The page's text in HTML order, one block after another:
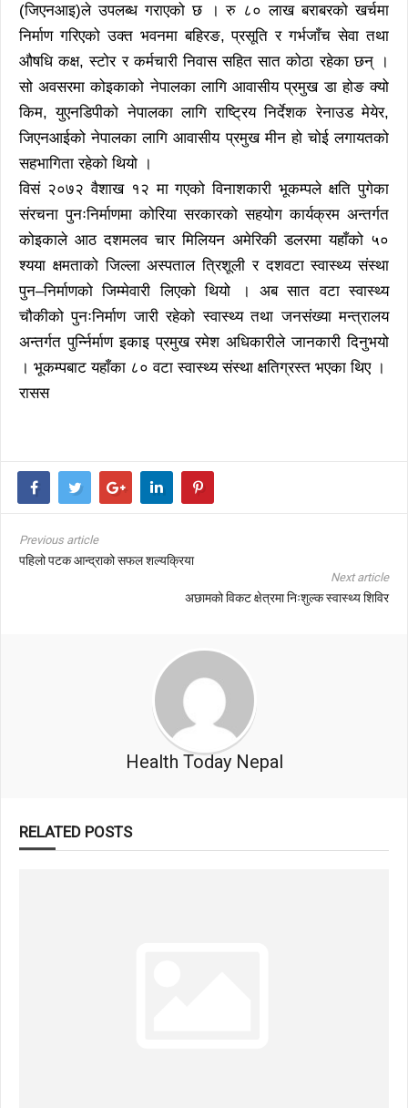
(जिएनआइ)ले उपलब्ध गराएको छ । रु ८० लाख बराबरको खर्चमा
निर्माण गरिएको उक्त भवनमा बहिरङ, प्रसूति र गर्भजाँच सेवा तथा
औषधि कक्ष, स्टोर र कर्मचारी निवास सहित सात कोठा रहेका छन् ।
सो अवसरमा कोइकाको नेपालका लागि आवासीय प्रमुख डा होङ क्यो
किम, युएनडिपीको नेपालका लागि राष्ट्रिय निर्देशक रेनाउड मेयेर,
जिएनआईको नेपालका लागि आवासीय प्रमुख मीन हो चोई लगायतको
सहभागिता रहेको थियो ।
विसं २०७२ वैशाख १२ मा गएको विनाशकारी भूकम्पले क्षति पुगेका
संरचना पुनःनिर्माणमा कोरिया सरकारको सहयोग कार्यक्रम अन्तर्गत
कोइकाले आठ दशमलव चार मिलियन अमेरिकी डलरमा यहाँको ५०
श्यया क्षमताको जिल्ला अस्पताल त्रिशूली र दशवटा स्वास्थ्य संस्था
पुन–निर्माणको जिम्मेवारी लिएको थियो । अब सात वटा स्वास्थ्य
चौकीको पुनःनिर्माण जारी रहेको स्वास्थ्य तथा जनसंख्या मन्त्रालय
अन्तर्गत पुर्न्निर्माण इकाइ प्रमुख रमेश अधिकारीले जानकारी दिनुभयो
। भूकम्पबाट यहाँका ८० वटा स्वास्थ्य संस्था क्षतिग्रस्त भएका थिए ।
रासस
Previous article
पहिलो पटक आन्द्राको सफल शल्यक्रिया
Next article
अछामको विकट क्षेत्रमा निःशुल्क स्वास्थ्य शिविर
Health Today Nepal
RELATED POSTS